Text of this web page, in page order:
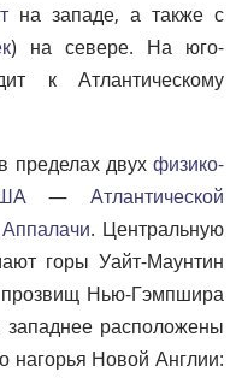
на западе, а также с
) на севере. На юго-
к Атлантическому
пределах двух физико-
— Атлантической
Аппалачи. Центральную
горы Уайт-Маунтин
Нью-Гэмпшира
расположены
нагорья Новой Англии: